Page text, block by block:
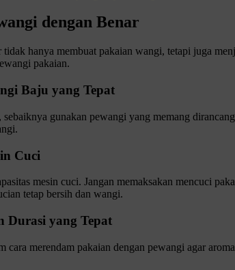
dengan Benar
hanya membuat pakaian wangi, tetapi juga
pakaian.
Baju yang Tepat
gunakan pewangi yang memang
Cuci
mesin cuci. Jangan memaksakan mencuci
tetap bersih dan wangi.
Durasi yang Tepat
merendam pakaian dengan pewangi agar